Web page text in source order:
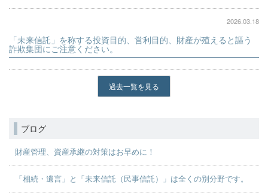
2026.03.18
「未来信託」を称する投資目的、営利目的、財産が殖えると謳う
詐欺集団にご注意ください。
過去一覧を見る
ブログ
財産管理、資産承継の対策はお早めに！
「相続・遺言」と「未来信託（民事信託）」は全くの別分野です。